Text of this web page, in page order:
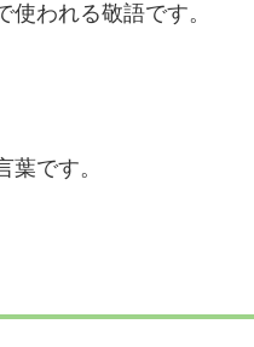
使われる敬語です。
です。